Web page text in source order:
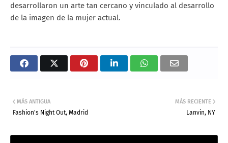
desarrollaron un arte tan cercano y vinculado al desarrollo
de la imagen de la mujer actual.
MÁS RECIENTE
Lanvin, NY
MÁS ANTIGUA
Fashion's Night Out, Madrid